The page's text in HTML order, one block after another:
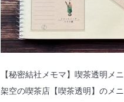
【秘密結社メモマ】喫茶透明メ
架空の喫茶店【喫茶透明】のメ